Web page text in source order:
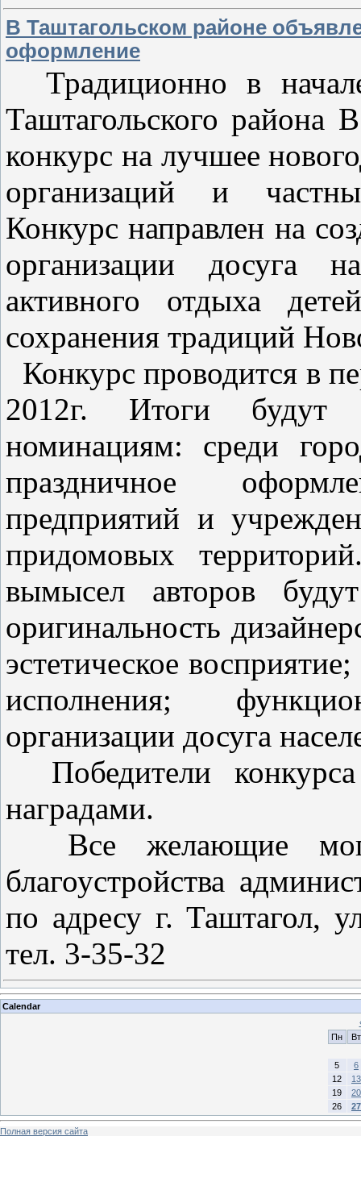
В Таштагольском районе
оформление
Традиционно в
Таштагольского района
конкурс на лучшее
организаций и
Конкурс направлен на
организации досуга
активного отдыха
сохранения традиций
Конкурс проводится в
2012г. Итоги будут
номинациям: среди
праздничное
предприятий и
придомовых
вымысел авторов
оригинальность
эстетическое
исполнения;
организации досуга
Победители
наградами.
Все желающие
благоустройства
по адресу г. Таштагол,
тел. 3-35-32
Calendar
Пн
Вт
5
6
12
13
19
20
26
27
Полная версия сайта